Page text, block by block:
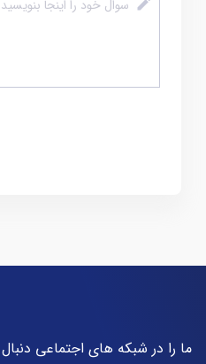
ما را در شبکه های اجتماعی دنبال